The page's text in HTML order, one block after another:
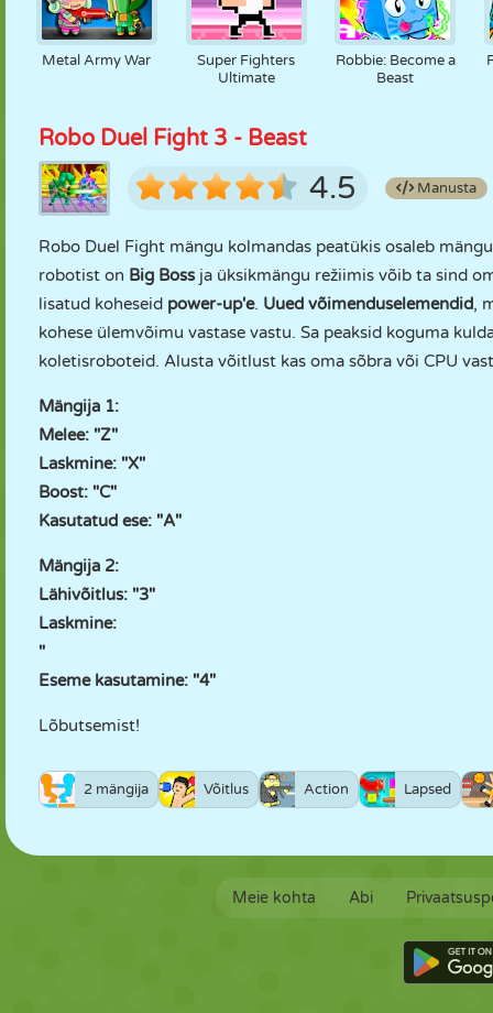
Metal Army War
Super Fighters
Ultimate
Robbie: Become a
Beast
Robo Duel Fight 3 - Beast
4.5 Manusta
Robo Duel Fight mängu kolmandas peatükis osaleb
robotist on Big Bossja üksikmängu režiimis võib ta sind
lisatud koheseid power-up'e. Uued võimenduselemendid,
kohese ülemvõimu vastase vastu. Sa peaksid koguma
koletisroboteid. Alusta võitlust kas oma sõbra või CPU
Mängija 1:
Melee: "Z"
Laskmine: "X"
Boost: "C"
Kasutatud ese: "A"
Mängija 2:
Lähivõitlus: "3"
Laskmine:
"
Eseme kasutamine: "4"
Lõbutsemist!
2 mängija Võitlus Action Lapsed
Meie kohta Abi